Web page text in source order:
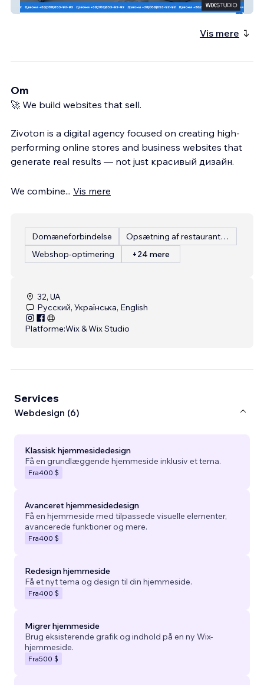
Мед 1
Vis mere
Om
🚀 We build websites that sell.
Zivoton is a digital agency focused on creating high-
performing online stores and business websites that
generate real results — not just красивый дизайн.
We combine... Vis mere
Domæneforbindelse
Opsætning af restaurantmenu
Webshop-optimering
+24 mere
32, UA
Русский, Українська, English
Platforme:Wix & Wix Studio
Services
Webdesign (6)
Klassisk hjemmesidedesign
Få en grundlæggende hjemmeside inklusiv et tema.
Fra400 $
Avanceret hjemmesidedesign
Få en hjemmeside med tilpassede visuelle elementer,
avancerede funktioner og mere.
Fra400 $
Redesign hjemmeside
Få et nyt tema og design til din hjemmeside.
Fra400 $
Migrer hjemmeside
Brug eksisterende grafik og indhold på en ny Wix-
hjemmeside.
Fra500 $